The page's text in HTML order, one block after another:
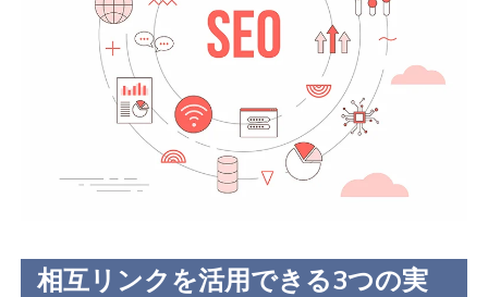
相互リンクを活用できる3つの実